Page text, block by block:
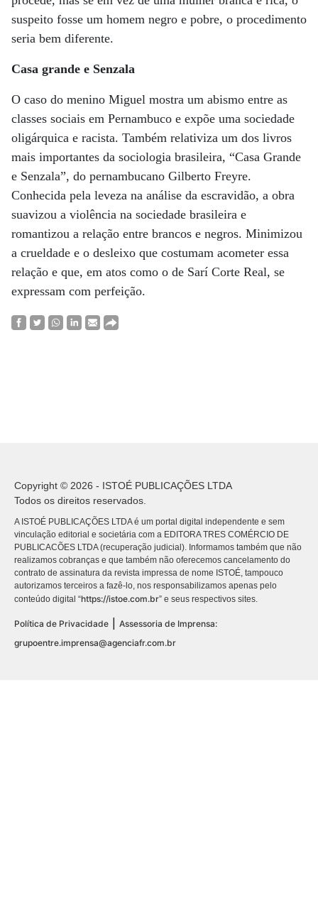
suspeito fosse um homem negro e pobre, o procedimento
seria bem diferente.
Casa grande e Senzala
O caso do menino Miguel mostra um abismo entre as
classes sociais em Pernambuco e expõe uma sociedade
oligárquica e racista. Também relativiza um dos livros
mais importantes da sociologia brasileira, “Casa Grande
e Senzala”, do pernambucano Gilberto Freyre.
Conhecida pela leveza na análise da escravidão, a obra
suavizou a violência na sociedade brasileira e
romantizou a relação entre brancos e negros. Minimizou
a crueldade e o desleixo que costumam acometer essa
relação e que, em atos como o de Sarí Corte Real, se
expressam com perfeição.
Copyright © 2026 - ISTOÉ PUBLICAÇÕES LTDA
Todos os direitos reservados.
A ISTOÉ PUBLICAÇÕES LTDA é um portal digital independente e sem
vinculação editorial e societária com a EDITORA TRES COMÉRCIO DE
PUBLICACÕES LTDA (recuperação judicial). Informamos também que não
realizamos cobranças e que também não oferecemos cancelamento do
contrato de assinatura da revista impressa de nome ISTOÉ, tampouco
autorizamos terceiros a fazê-lo, nos responsabilizamos apenas pelo
conteúdo digital “https://istoe.com.br” e seus respectivos sites.
Política de Privacidade
Assessoria de Imprensa:
grupoentre.imprensa@agenciafr.com.br